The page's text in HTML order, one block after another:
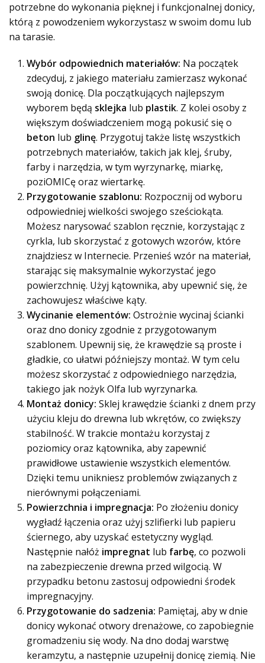
potrzebne do wykonania pięknej i funkcjonalnej donicy,
którą z powodzeniem wykorzystasz w swoim domu lub
na tarasie.
Wybór odpowiednich materiałów: Na początek
zdecyduj, z jakiego materiału zamierzasz wykonać
swoją donicę. Dla początkujących najlepszym
wyborem będą sklejka lub plastik. Z kolei osoby z
większym doświadczeniem mogą pokusić się o
beton lub glinę. Przygotuj także listę wszystkich
potrzebnych materiałów, takich jak klej, śruby,
farby i narzędzia, w tym wyrzynarkę, miarkę,
poziOMICę oraz wiertarkę.
Przygotowanie szablonu: Rozpocznij od wyboru
odpowiedniej wielkości swojego sześciokąta.
Możesz narysować szablon ręcznie, korzystając z
cyrkla, lub skorzystać z gotowych wzorów, które
znajdziesz w Internecie. Przenieś wzór na materiał,
starając się maksymalnie wykorzystać jego
powierzchnię. Użyj kątownika, aby upewnić się, że
zachowujesz właściwe kąty.
Wycinanie elementów: Ostrożnie wycinaj ścianki
oraz dno donicy zgodnie z przygotowanym
szablonem. Upewnij się, że krawędzie są proste i
gładkie, co ułatwi późniejszy montaż. W tym celu
możesz skorzystać z odpowiedniego narzędzia,
takiego jak nożyk Olfa lub wyrzynarka.
Montaż donicy: Sklej krawędzie ścianki z dnem przy
użyciu kleju do drewna lub wkrętów, co zwiększy
stabilność. W trakcie montażu korzystaj z
poziomicy oraz kątownika, aby zapewnić
prawidłowe ustawienie wszystkich elementów.
Dzięki temu unikniesz problemów związanych z
nierównymi połączeniami.
Powierzchnia i impregnacja: Po złożeniu donicy
wygładź łączenia oraz użyj szlifierki lub papieru
ściernego, aby uzyskać estetyczny wygląd.
Następnie nałóż impregnat lub farbę, co pozwoli
na zabezpieczenie drewna przed wilgocią. W
przypadku betonu zastosuj odpowiedni środek
impregnacyjny.
Przygotowanie do sadzenia: Pamiętaj, aby w dnie
donicy wykonać otwory drenażowe, co zapobiegnie
gromadzeniu się wody. Na dno dodaj warstwę
keramzytu, a następnie uzupełnij donicę ziemią. Nie